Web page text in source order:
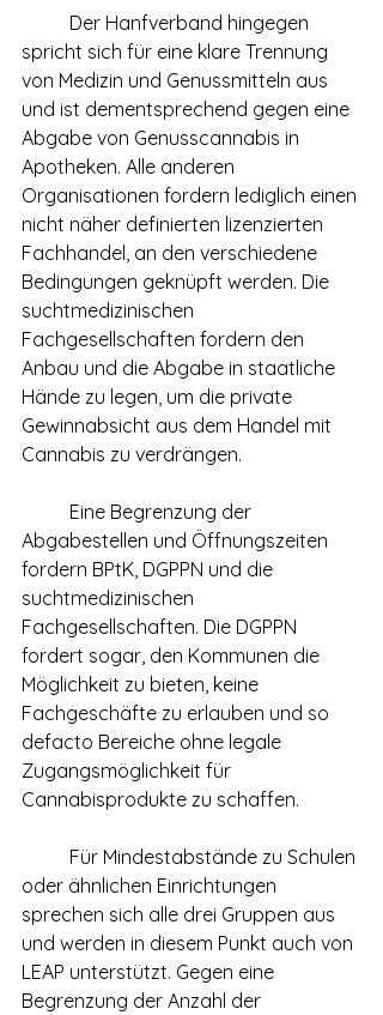
spricht sich für eine klare Trennung
von Medizin und Genussmitteln aus
und ist dementsprechend gegen eine
Abgabe von Genusscannabis in
Apotheken. Alle anderen
Organisationen fordern lediglich einen
nicht näher definierten lizenzierten
Fachhandel, an den verschiedene
Bedingungen geknüpft werden. Die
suchtmedizinischen
Fachgesellschaften fordern den
Anbau und die Abgabe in staatliche
Hände zu legen, um die private
Gewinnabsicht aus dem Handel mit
Cannabis zu verdrängen.
Abgabestellen und Öffnungszeiten
fordern BPtK, DGPPN und die
suchtmedizinischen
Fachgesellschaften. Die DGPPN
fordert sogar, den Kommunen die
Möglichkeit zu bieten, keine
Fachgeschäfte zu erlauben und so
defacto Bereiche ohne legale
Zugangsmöglichkeit für
Cannabisprodukte zu schaffen.
oder ähnlichen Einrichtungen
sprechen sich alle drei Gruppen aus
und werden in diesem Punkt auch von
LEAP unterstützt. Gegen eine
Begrenzung der Anzahl der